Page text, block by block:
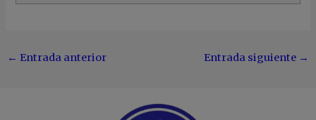
← Entrada anterior Entrada siguiente →